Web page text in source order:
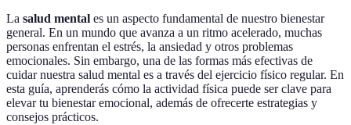
La salud mental es un aspecto fundamental de nuestro bienestar
general. En un mundo que avanza a un ritmo acelerado, muchas
personas enfrentan el estrés, la ansiedad y otros problemas
emocionales. Sin embargo, una de las formas más efectivas de
cuidar nuestra salud mental es a través del ejercicio físico regular. En
esta guía, aprenderás cómo la actividad física puede ser clave para
elevar tu bienestar emocional, además de ofrecerte estrategias y
consejos prácticos.